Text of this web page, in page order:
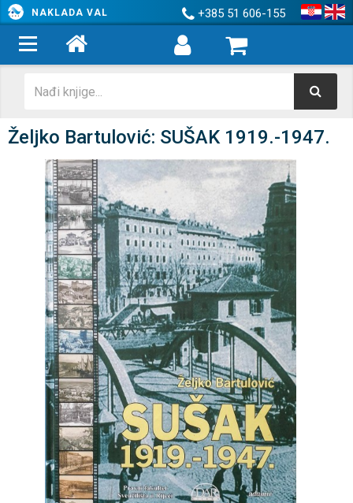
NAKLADA VAL +385 51 606-155
Željko Bartulović: SUŠAK 1919.-1947.